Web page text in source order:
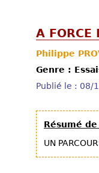
A FORCE
Philippe
Genre :
Publié le : 08/
Résumé
UN